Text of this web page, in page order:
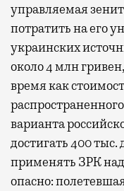
управляемая
потратить на его
украинских
около 4 млн
время как
варианта
достигать 400 тыс.
применять ЗРК
опасно: